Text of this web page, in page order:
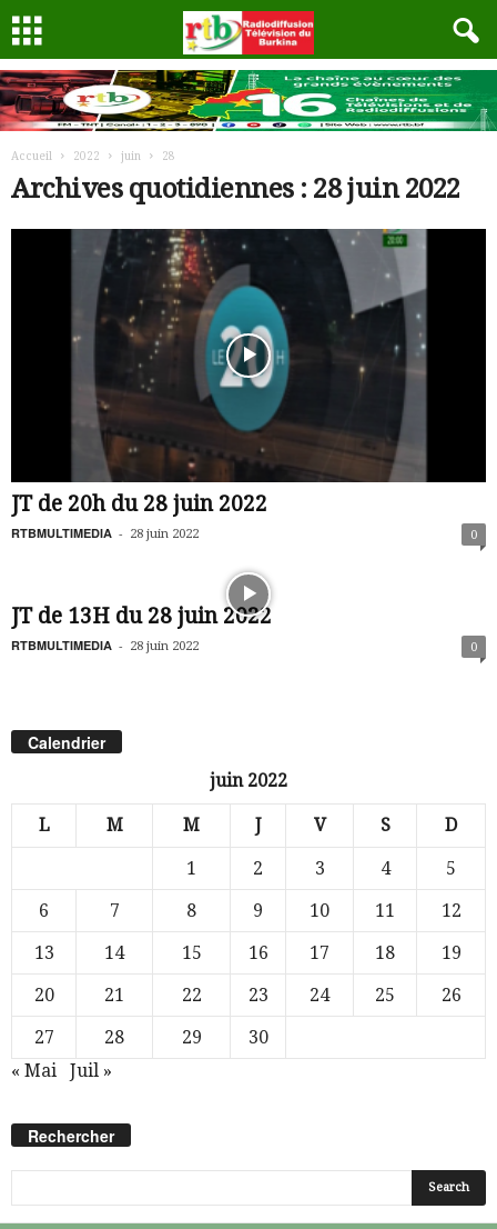
Accueil 2022 juin 28
Archives quotidiennes : 28 juin 2022
JT de 20h du 28 juin 2022
RTBMULTIMEDIA - 28 juin 2022 0
JT de 13H du 28 juin 2022
RTBMULTIMEDIA - 28 juin 2022 0
Calendrier
juin 2022
L M M J V S D
1 2 3 4
5
6
7 8 9 10 11
12
13
14 15 16 17 18
19
20
21 22 23 24 25
26
27
28 29
30
« Mai
Juil »
Rechercher